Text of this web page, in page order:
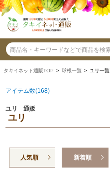
タキイネット通販TOP > 球根一覧 > ユリ一覧
アイテム数(168)
ユリ 通販
ユリ
人気順 新着順